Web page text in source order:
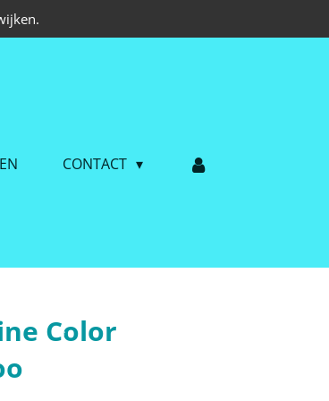
CONTACT
Color